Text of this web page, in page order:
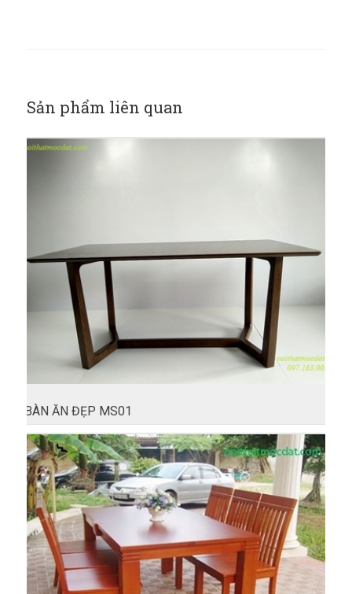
Sản phẩm liên quan
BÀN ĂN ĐẸP MS01